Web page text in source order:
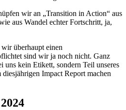
wir an „Transition in Action“ aus
aus Wandel echter Fortschritt, ja,
überhaupt einen
sind wir ja noch nicht. Ganz
uns kein Etikett, sondern Teil unseres
Impact Report machen